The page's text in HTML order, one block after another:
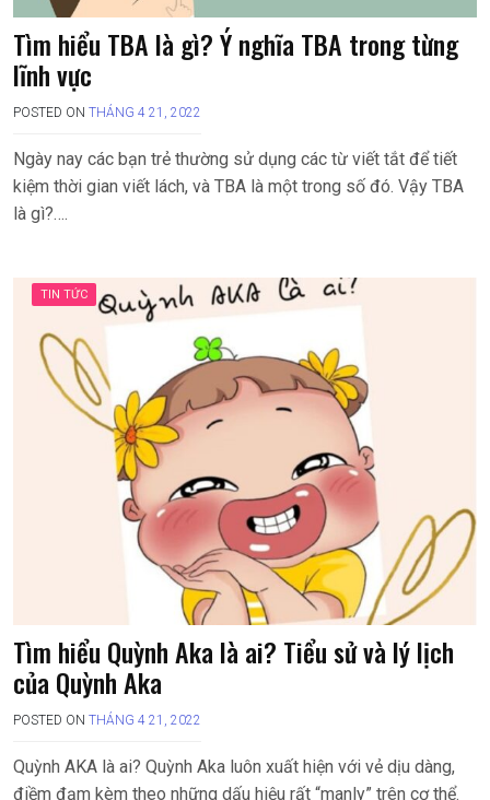
Tìm hiểu TBA là gì? Ý nghĩa TBA trong từng
lĩnh vực
POSTED ON THÁNG 4 21, 2022
Ngày nay các bạn trẻ thường sử dụng các từ viết tắt để tiết
kiệm thời gian viết lách, và TBA là một trong số đó. Vậy TBA
là gì?….
TIN TỨC
Tìm hiểu Quỳnh Aka là ai? Tiểu sử và lý lịch
của Quỳnh Aka
POSTED ON THÁNG 4 21, 2022
Quỳnh AKA là ai? Quỳnh Aka luôn xuất hiện với vẻ dịu dàng,
điềm đạm kèm theo những dấu hiệu rất “manly” trên cơ thể.